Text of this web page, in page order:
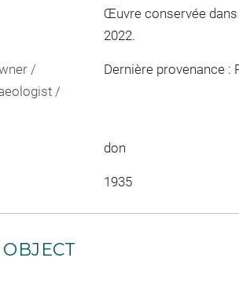
Œuvre conservée dans
2022.
/
/
Dernière provenance :
don
1935